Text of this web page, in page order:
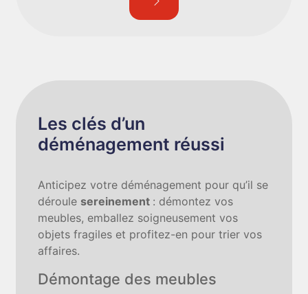
Les clés d’un
déménagement réussi
Anticipez votre déménagement pour qu’il se
déroule sereinement : démontez vos
meubles, emballez soigneusement vos
objets fragiles et profitez-en pour trier vos
affaires.
Démontage des meubles